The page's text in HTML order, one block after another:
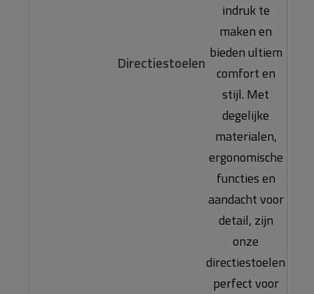
Directiestoelen
indruk te
maken en
bieden ultiem
comfort en
stijl. Met
degelijke
materialen,
ergonomische
functies en
aandacht voor
detail, zijn
onze
directiestoelen
perfect voor